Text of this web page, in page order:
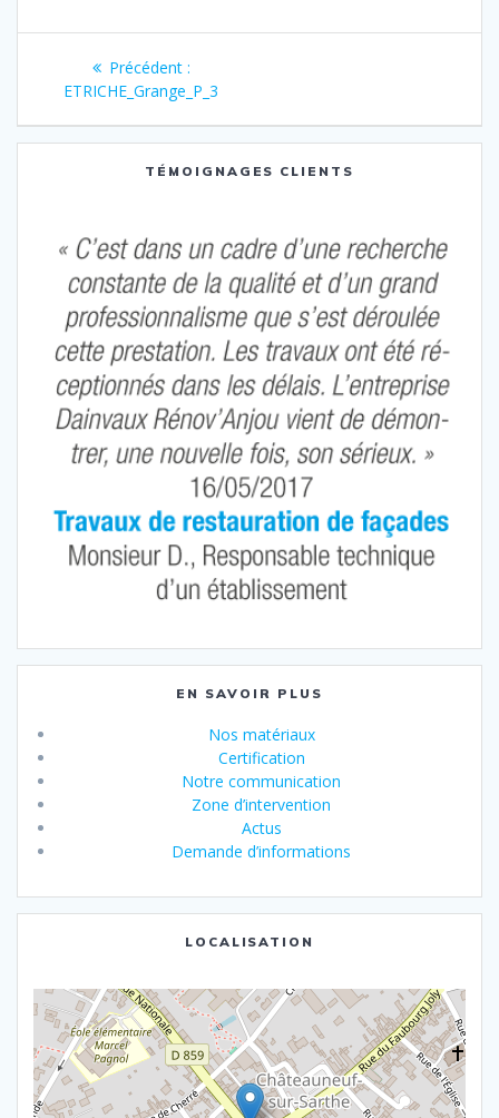
Navigation
l’article
Précédent :Article
précédent
ETRICHE_Grange_P_3
TÉMOIGNAGES CLIENTS
EN SAVOIR PLUS
Nos matériaux
Certification
Notre communication
Zone d’intervention
Actus
Demande d’informations
LOCALISATION